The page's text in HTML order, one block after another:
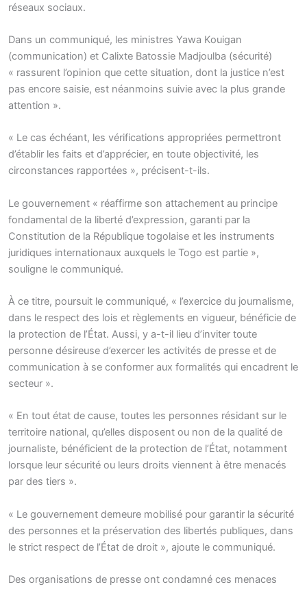
réseaux sociaux.
Dans un communiqué, les ministres Yawa Kouigan
(communication) et Calixte Batossie Madjoulba (sécurité)
« rassurent l’opinion que cette situation, dont la justice n’est
pas encore saisie, est néanmoins suivie avec la plus grande
attention ».
« Le cas échéant, les vérifications appropriées permettront
d’établir les faits et d’apprécier, en toute objectivité, les
circonstances rapportées », précisent-t-ils.
Le gouvernement « réaffirme son attachement au principe
fondamental de la liberté d’expression, garanti par la
Constitution de la République togolaise et les instruments
juridiques internationaux auxquels le Togo est partie »,
souligne le communiqué.
À ce titre, poursuit le communiqué, « l’exercice du journalisme,
dans le respect des lois et règlements en vigueur, bénéficie de
la protection de l’État. Aussi, y a-t-il lieu d’inviter toute
personne désireuse d’exercer les activités de presse et de
communication à se conformer aux formalités qui encadrent le
secteur ».
« En tout état de cause, toutes les personnes résidant sur le
territoire national, qu’elles disposent ou non de la qualité de
journaliste, bénéficient de la protection de l’État, notamment
lorsque leur sécurité ou leurs droits viennent à être menacés
par des tiers ».
« Le gouvernement demeure mobilisé pour garantir la sécurité
des personnes et la préservation des libertés publiques, dans
le strict respect de l’État de droit », ajoute le communiqué.
Des organisations de presse ont condamné ces menaces